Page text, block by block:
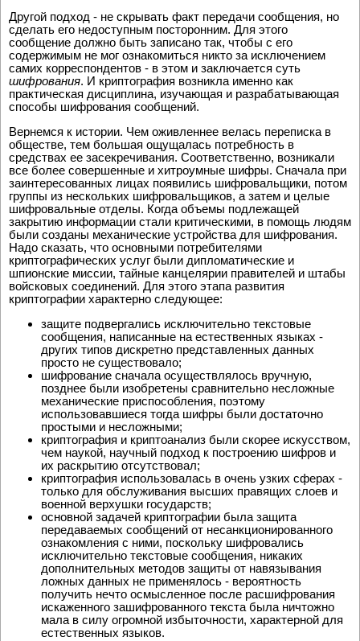
Другой подход - не скрывать факт передачи сообщения, но
сделать его недоступным посторонним. Для этого
сообщение должно быть записано так, чтобы с его
содержимым не мог ознакомиться никто за исключением
самих корреспондентов - в этом и заключается суть
шифрования. И криптография возникла именно как
практическая дисциплина, изучающая и разрабатывающая
способы шифрования сообщений.
Вернемся к истории. Чем оживленнее велась переписка в
обществе, тем большая ощущалась потребность в
средствах ее засекречивания. Соответственно, возникали
все более совершенные и хитроумные шифры. Сначала при
заинтересованных лицах появились шифровальщики, потом
группы из нескольких шифровальщиков, а затем и целые
шифровальные отделы. Когда объемы подлежащей
закрытию информации стали критическими, в помощь людям
были созданы механические устройства для шифрования.
Надо сказать, что основными потребителями
криптографических услуг были дипломатические и
шпионские миссии, тайные канцелярии правителей и штабы
войсковых соединений. Для этого этапа развития
криптографии характерно следующее:
защите подвергались исключительно текстовые
сообщения, написанные на естественных языках -
других типов дискретно представленных данных
просто не существовало;
шифрование сначала осуществлялось вручную,
позднее были изобретены сравнительно несложные
механические приспособления, поэтому
использовавшиеся тогда шифры были достаточно
простыми и несложными;
криптография и криптоанализ были скорее искусством,
чем наукой, научный подход к построению шифров и
их раскрытию отсутствовал;
криптография использовалась в очень узких сферах -
только для обслуживания высших правящих слоев и
военной верхушки государств;
основной задачей криптографии была защита
передаваемых сообщений от несанкционированного
ознакомления с ними, поскольку шифровались
исключительно текстовые сообщения, никаких
дополнительных методов защиты от навязывания
ложных данных не применялось - вероятность
получить нечто осмысленное после расшифрования
искаженного зашифрованного текста была ничтожно
мала в силу огромной избыточности, характерной для
естественных языков.